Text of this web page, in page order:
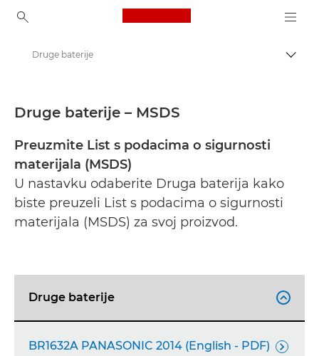
Canon Logo, back to
Sigurnosno-tehnički listovi
Druge baterije
Druge baterije – MSDS
Preuzmite List s podacima o sigurnosti
materijala (MSDS)
U nastavku odaberite Druga baterija kako
biste preuzeli List s podacima o sigurnosti
materijala (MSDS) za svoj proizvod.
Druge baterije 
BR1632A PANASONIC 2014 (English - PDF) 